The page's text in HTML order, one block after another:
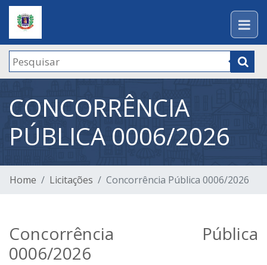
CONCORRÊNCIA
PÚBLICA 0006/2026
Home Licitações Concorrência Pública 0006/2026
Concorrência Pública
0006/2026